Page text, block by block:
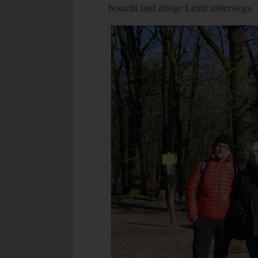
besucht und einige Leute unterwegs.